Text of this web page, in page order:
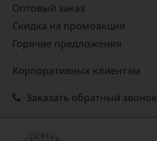
Оптовый заказ
Скидка на промоакции
Горячие предложения
Корпоративных клиентам
Заказать обратный звонок